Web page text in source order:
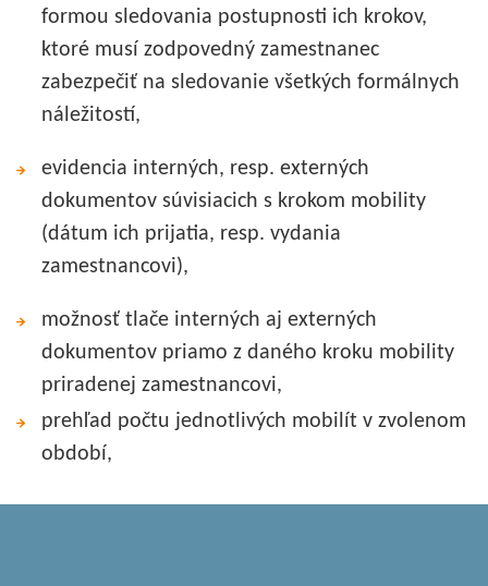
formou sledovania postupnosti ich krokov,
ktoré musí zodpovedný zamestnanec
zabezpečiť na sledovanie všetkých formálnych
náležitostí,
evidencia interných, resp. externých
dokumentov súvisiacich s krokom mobility
(dátum ich prijatia, resp. vydania
zamestnancovi),
možnosť tlače interných aj externých
dokumentov priamo z daného kroku mobility
priradenej zamestnancovi,
prehľad počtu jednotlivých mobilít v zvolenom
období,